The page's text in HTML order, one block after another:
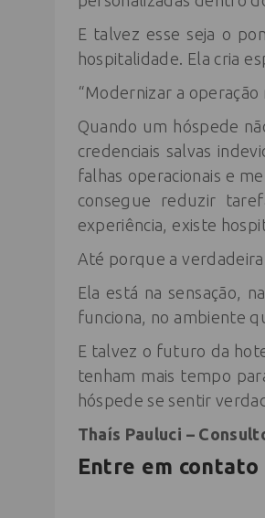
E talvez esse seja o
hospitalidade. Ela cria
“Modernizar a
Quando um hóspede
credenciais salvas
falhas operacionais e
consegue reduzir
experiência, existe
Até porque a
Ela está na sensação,
funciona, no ambiente
E talvez o futuro da
tenham mais tempo
hóspede se sentir
Thaís Pauluci –
Entre em contato